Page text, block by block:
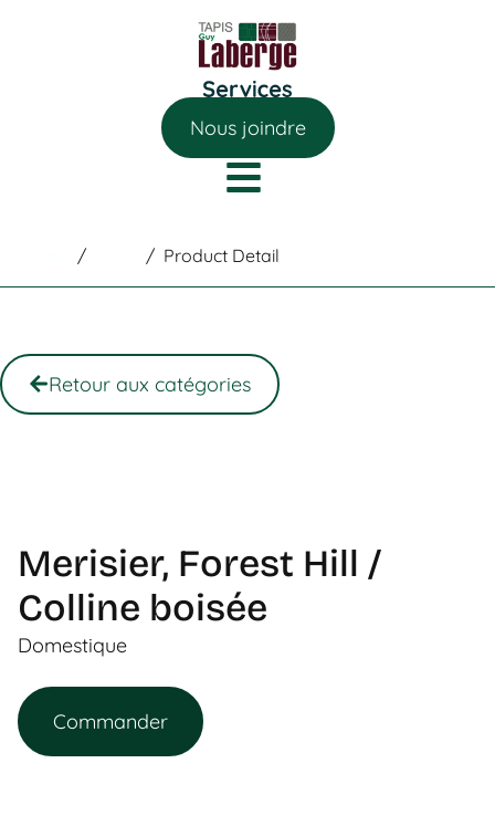
Nous joindre
/ / Product Detail
Retour aux catégories
Merisier, Forest Hill /
Colline boisée
Domestique
Commander